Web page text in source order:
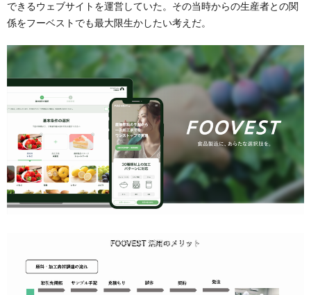
できるウェブサイトを運営していた。その当時からの生産者との関
係をフーベストでも最大限生かしたい考えだ。